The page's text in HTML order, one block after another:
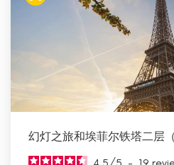
幻灯之旅和埃菲尔铁塔二层